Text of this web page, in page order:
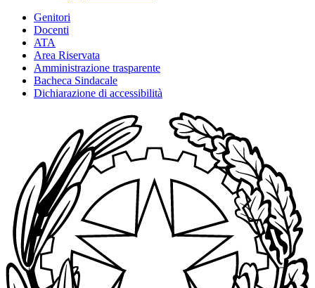
Genitori
Docenti
ATA
Area Riservata
Amministrazione trasparente
Bacheca Sindacale
Dichiarazione di accessibilità